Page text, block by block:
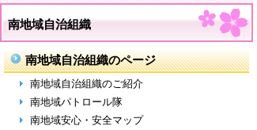
南地域自治組織
南地域自治組織のページ
南地域自治組織のご紹介
南地域パトロール隊
南地域安心・安全マップ